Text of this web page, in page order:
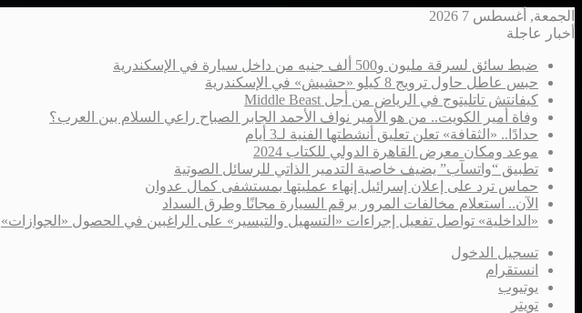
الجمعة, أغسطس 7 2026
أخبار عاجلة
ضبط سائق لسرقة مليون و500 ألف جنيه من داخل سيارة في الإسكندرية
حبس عاطل حاول ترويج 8 كيلو «حشيش» في الإسكندرية
كيفانتش تاتليتوج في الرياض من أجل Middle Beast
وفاة أمير الكويت.. من هو الأمير نواف الأحمد الجابر الصباح راعي السلام بين العرب؟
حدادًا.. «الثقافة» تعلن تعليق أنشطتها الفنية لـ3 أيام
موعد ومكان معرض القاهرة الدولي للكتاب 2024
تطبيق “واتسآب” يضيف خاصية التدمير الذاتي للرسائل الصوتية
حماس ترد على إعلان إسرائيل إنهاء عمليتها بمستشفى كمال عدوان
الآن.. استعلام مخالفات المرور برقم السيارة مجانًا وطرق السداد
«الداخلية» تواصل تفعيل إجراءات «التسهيل والتيسير» على الراغبين في الحصول «الجوازات»
تسجيل الدخول
انستقرام
يوتيوب
تويتر